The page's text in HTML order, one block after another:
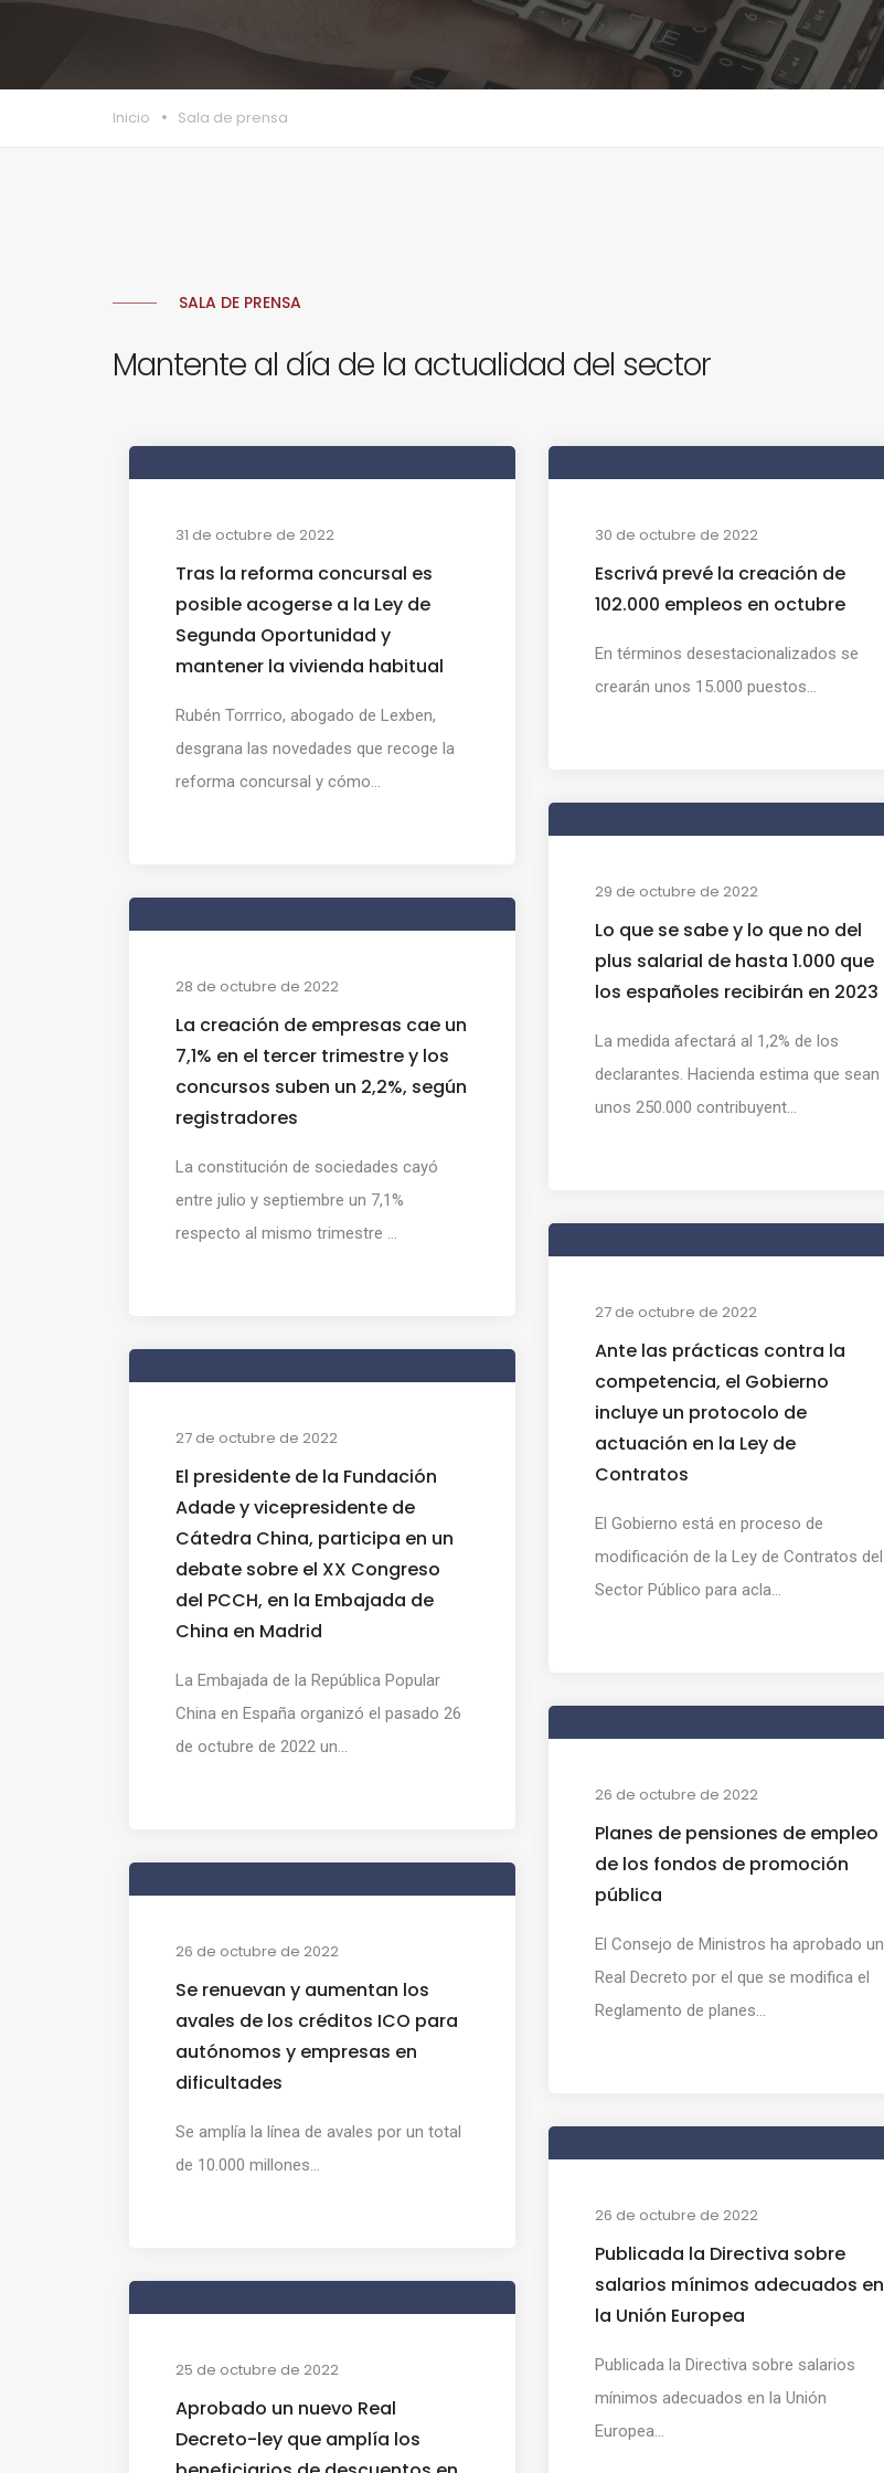
Inicio Sala de prensa
SALA DE PRENSA
Mantente al día de la actualidad del sector
31 de octubre de 2022
Tras la reforma concursal es
posible acogerse a la Ley de
Segunda Oportunidad y
mantener la vivienda habitual
Rubén Torrrico, abogado de Lexben,
desgrana las novedades que recoge la
reforma concursal y cómo...
30 de octubre de 2022
Escrivá prevé la creación de
102.000 empleos en octubre
En términos desestacionalizados se
crearán unos 15.000 puestos...
29 de octubre de 2022
Lo que se sabe y lo que no del
plus salarial de hasta 1.000 que
los españoles recibirán en 2023
La medida afectará al 1,2% de los
declarantes. Hacienda estima que sean
unos 250.000 contribuyent...
28 de octubre de 2022
La creación de empresas cae un
7,1% en el tercer trimestre y los
concursos suben un 2,2%, según
registradores
La constitución de sociedades cayó
entre julio y septiembre un 7,1%
respecto al mismo trimestre ...
27 de octubre de 2022
Ante las prácticas contra la
competencia, el Gobierno
incluye un protocolo de
actuación en la Ley de
Contratos
El Gobierno está en proceso de
modificación de la Ley de Contratos del
Sector Público para acla...
27 de octubre de 2022
El presidente de la Fundación
Adade y vicepresidente de
Cátedra China, participa en un
debate sobre el XX Congreso
del PCCH, en la Embajada de
China en Madrid
La Embajada de la República Popular
China en España organizó el pasado 26
de octubre de 2022 un...
26 de octubre de 2022
Planes de pensiones de empleo
de los fondos de promoción
pública
El Consejo de Ministros ha aprobado un
Real Decreto por el que se modifica el
Reglamento de planes...
26 de octubre de 2022
Se renuevan y aumentan los
avales de los créditos ICO para
autónomos y empresas en
dificultades
Se amplía la línea de avales por un total
de 10.000 millones...
26 de octubre de 2022
Publicada la Directiva sobre
salarios mínimos adecuados en
la Unión Europea
Publicada la Directiva sobre salarios
mínimos adecuados en la Unión
Europea...
25 de octubre de 2022
Aprobado un nuevo Real
Decreto-ley que amplía los